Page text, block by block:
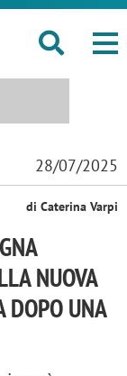
28/07/2025
di Caterina Varpi
NUOVA
DOPO UNA